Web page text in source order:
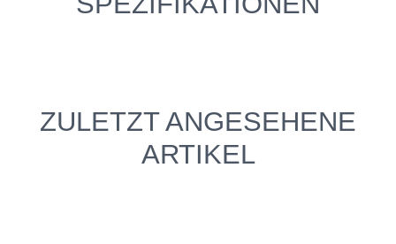
ZULETZT ANGESEHENE
ARTIKEL